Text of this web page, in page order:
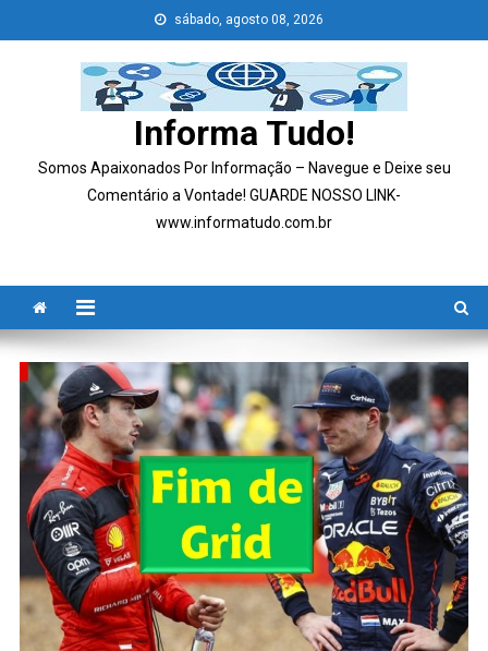
to
sábado, agosto 08, 2026
Informa Tudo!
Somos Apaixonados Por Informação – Navegue e Deixe seu
Comentário a Vontade! GUARDE NOSSO LINK-
www.informatudo.com.br